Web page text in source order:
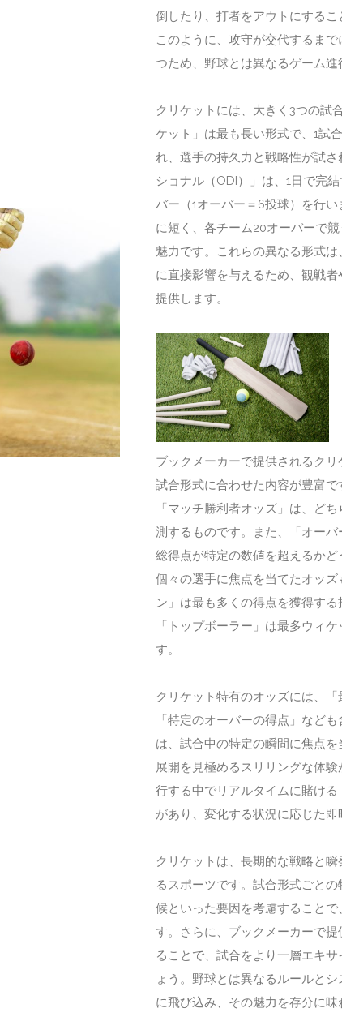
倒したり、打者をアウトにするこ
このように、攻守が交代するま
つため、野球とは異なるゲーム進
クリケットには、大きく3つの試
ケット」は最も長い形式で、1試
れ、選手の持久力と戦略性が試
ショナル（ODI）」は、1日で完
バー（1オーバー＝6投球）を行
に短く、各チーム20オーバーで
魅力です。これらの異なる形式
に直接影響を与えるため、観戦
提供します。
ブックメーカーで提供されるク
試合形式に合わせた内容が豊富
「マッチ勝利者オッズ」は、ど
測するものです。また、「オー
総得点が特定の数値を超えるかど
個々の選手に焦点を当てたオッ
ン」は最も多くの得点を獲得する
「トップボーラー」は最多ウィ
す。
クリケット特有のオッズには、
「特定のオーバーの得点」など
は、試合中の特定の瞬間に焦点
展開を見極めるスリリングな体
行する中でリアルタイムに賭け
があり、変化する状況に応じた即
クリケットは、長期的な戦略と
るスポーツです。試合形式ごと
候といった要因を考慮すること
す。さらに、ブックメーカーで
ることで、試合をより一層エキ
ょう。野球とは異なるルールと
に飛び込み、その魅力を存分に味